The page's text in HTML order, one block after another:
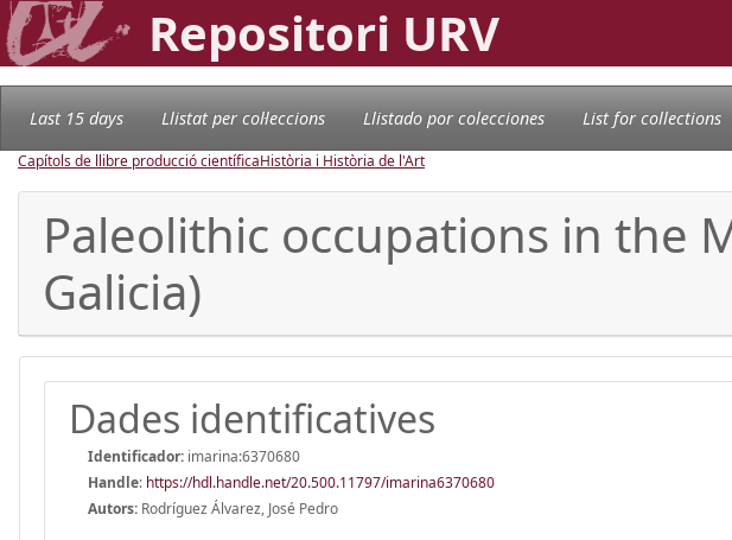
Repositori URV
Last 15 days Llistat per col·leccions Llistado por colecciones List for collections
Capítols de llibre producció científicaHistòria i Història de l'Art
Paleolithic occupations in the
Galicia)
Dades identificatives
Identificador: imarina:6370680
Handle: https://hdl.handle.net/20.500.11797/imarina6370680
Autors: Rodríguez Álvarez, José Pedro